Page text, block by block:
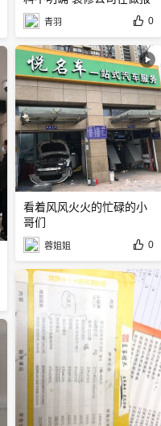
青羽 0
看着风风火火的忙碌的小
哥们
蓉姐姐 0